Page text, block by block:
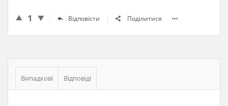
1 Відповісти Поділитися
Бічна
панель
Випадкові Відповіді